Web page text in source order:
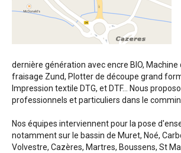
dernière génération avec encre BIO, Machine
fraisage Zund, Plotter de découpe grand
Impression textile DTG, et DTF... Nous
professionnels et particuliers dans le
Nos équipes interviennent pour la pose
notamment sur le bassin de Muret, Noé,
Volvestre, Cazères, Martres, Boussens, St